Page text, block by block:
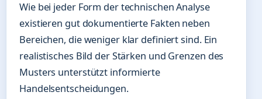
Wie bei jeder Form der technischen Analyse
existieren gut dokumentierte Fakten neben
Bereichen, die weniger klar definiert sind. Ein
realistisches Bild der Stärken und Grenzen des
Musters unterstützt informierte
Handelsentscheidungen.